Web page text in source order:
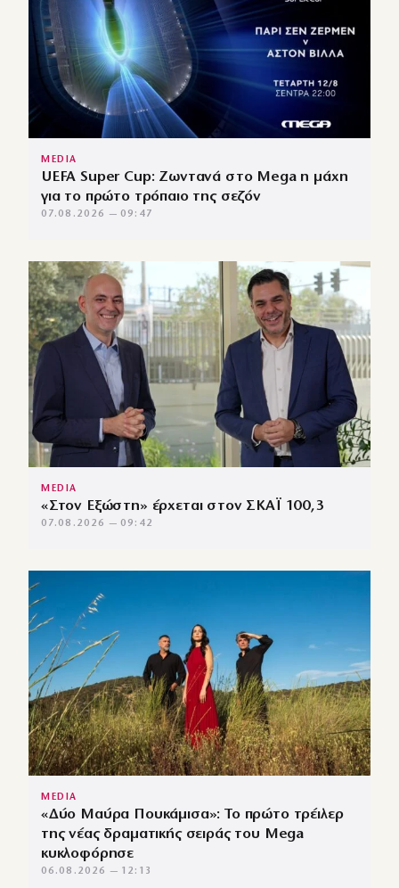
MEDIA
UEFA Super Cup: Ζωντανά στο Mega η μάχη
για το πρώτο τρόπαιο της σεζόν
07.08.2026 — 09:47
MEDIA
«Στον Εξώστη» έρχεται στον ΣΚΑΪ 100,3
07.08.2026 — 09:42
MEDIA
«Δύο Μαύρα Πουκάμισα»: Το πρώτο τρέιλερ
της νέας δραματικής σειράς του Mega
κυκλοφόρησε
06.08.2026 — 12:13